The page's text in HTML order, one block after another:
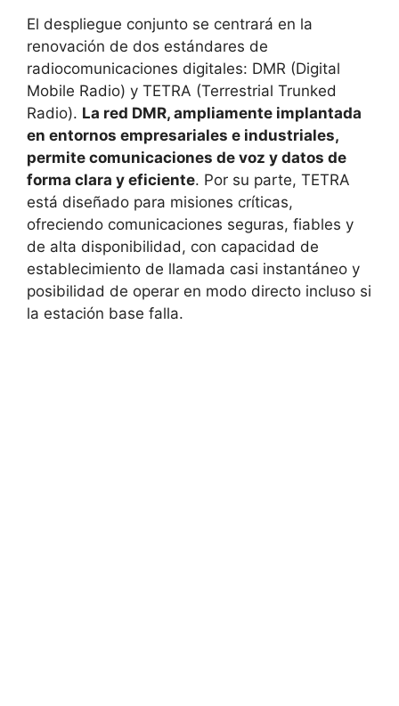
El despliegue conjunto se centrará en la
renovación de dos estándares de
radiocomunicaciones digitales: DMR (Digital
Mobile Radio) y TETRA (Terrestrial Trunked
Radio). La red DMR, ampliamente implantada
en entornos empresariales e industriales,
permite comunicaciones de voz y datos de
forma clara y eficiente. Por su parte, TETRA
está diseñado para misiones críticas,
ofreciendo comunicaciones seguras, fiables y
de alta disponibilidad, con capacidad de
establecimiento de llamada casi instantáneo y
posibilidad de operar en modo directo incluso si
la estación base falla.